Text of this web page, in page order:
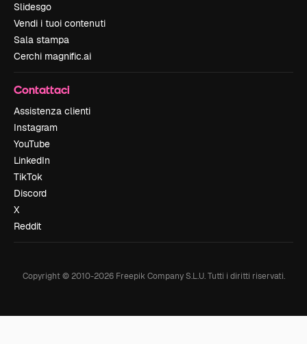
Slidesgo
Vendi i tuoi contenuti
Sala stampa
Cerchi magnific.ai
Contattaci
Assistenza clienti
Instagram
YouTube
LinkedIn
TikTok
Discord
X
Reddit
Copyright © 2010-2026Freepik Company S.L.U. Tutti i diritti riservati.